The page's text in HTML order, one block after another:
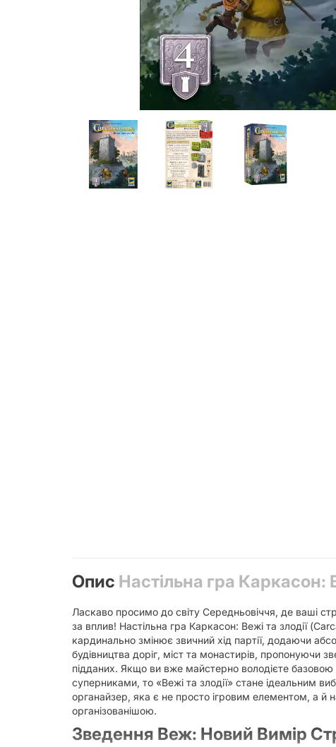
Опис Настільна гра Каркасон:
Ласкаво просимо до світу Середньовіччя, де ваші
за вплив! Настільна гра Каркасон: Вежі та злодії
кардинально змінює звичний хід партії, додаючи
будівництва доріг, міст та монастирів, пропонуючи
підданих. Якщо ви вже майстерно володієте базовою
суперниками, то «Вежі та злодії» стане ідеальним
органайзер, яка є не просто ігровим елементом, а
організованішою.
Зведення Веж: Новий Вимір